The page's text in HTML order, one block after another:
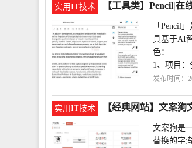
实用IT技术 【工具类】Pencil|在
「Pencil
具基于AI
色：
1、项目
发布时间：
能
Pencil
实用IT技术 【经典网站】文案狗
文案狗是
替换的字;